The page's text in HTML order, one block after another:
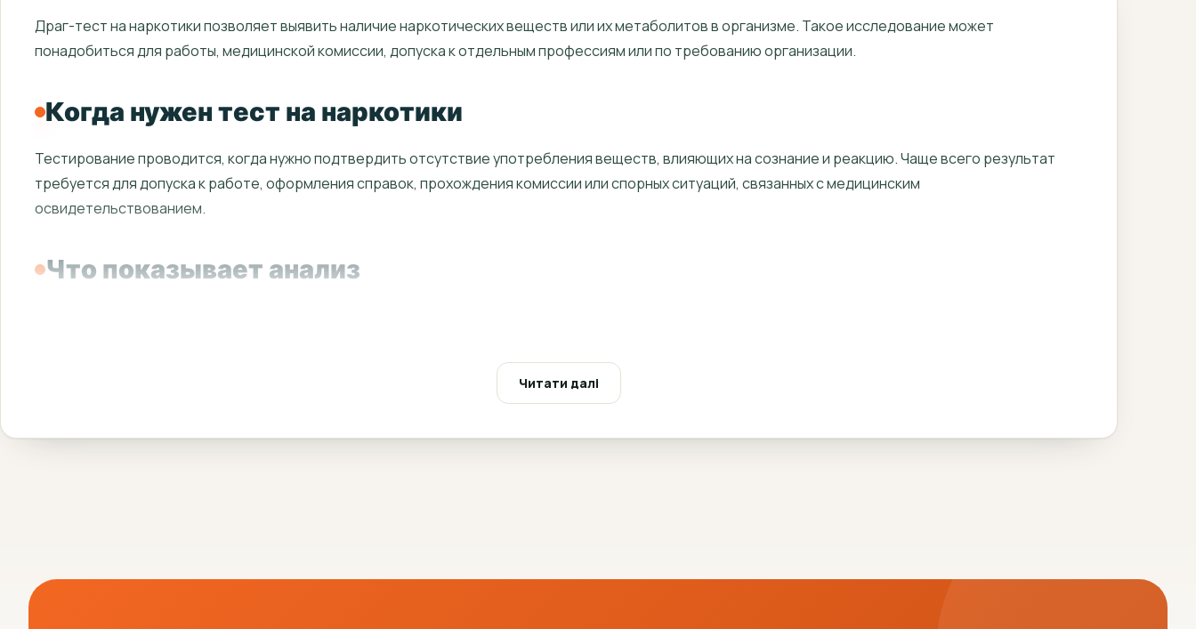
Драг-тест на наркотики позволяет выявить наличие наркотических веществ или их метаболитов в организме. Такое исследование может
понадобиться для работы, медицинской комиссии, допуска к отдельным профессиям или по требованию организации.
Когда нужен тест на наркотики
Тестирование проводится, когда нужно подтвердить отсутствие употребления веществ, влияющих на сознание и реакцию. Чаще всего результат
требуется для допуска к работе, оформления справок, прохождения комиссии или спорных ситуаций, связанных с медицинским
освидетельствованием.
Что показывает анализ
Для диагностики могут использоваться экспресс-методы и лабораторные исследования. Перечень проверяемых веществ уточняется перед
Администратор или врач объясняет порядок прохождения процедуры.
Читати далі